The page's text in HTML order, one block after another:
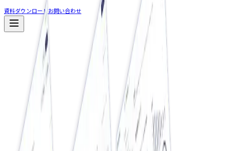
資料ダウンロードお問い合わせ